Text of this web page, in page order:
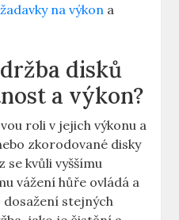
na výkon a
disků
⁢a výkon?
roli v jejich výkonu a
zkorodované disky
se‌ kvůli vyššímu
vážení‌ hůře ovládá a
dosažení stejných